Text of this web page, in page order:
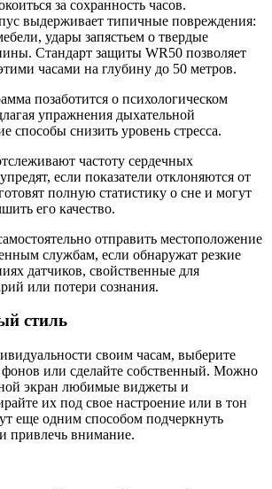
за сохранность часов.
выдерживает типичные повреждения:
удары запястьем о твердые
Стандарт защиты WR50 позволяет
часами на глубину до 50 метров.
позаботится о психологическом
упражнения дыхательной
способы снизить уровень стресса.
частоту сердечных
если показатели отклоняются от
полную статистику о сне и могут
его качество.
отправить местоположение
службам, если обнаружат резкие
датчиков, свойственные для
или потери сознания.
стиль
своим часам, выберите
или сделайте собственный. Можно
экран любимые виджеты и
их под свое настроение или в тон
еще одним способом подчеркнуть
привлечь внимание.